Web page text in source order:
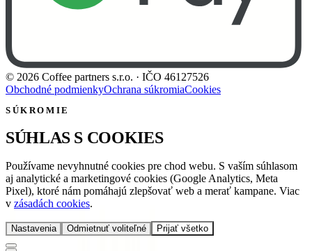
© 2026 Coffee partners s.r.o. · IČO 46127526
Obchodné podmienkyOchrana súkromiaCookies
SÚKROMIE
SÚHLAS S COOKIES
Používame nevyhnutné cookies pre chod webu. S vaším súhlasom
aj analytické a marketingové cookies (Google Analytics, Meta
Pixel), ktoré nám pomáhajú zlepšovať web a merať kampane. Viac
v zásadách cookies.
Nastavenia Odmietnuť voliteľné Prijať všetko